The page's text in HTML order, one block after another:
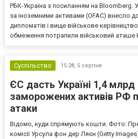
РБК-Україна з посиланням на Bloomberg.
за іноземними активами (OFAC) внесло
дипломатів і вище військове
обмеження потрапили військовий аташе
Суспільство 15:28, 5 серпня
ЄС дасть Україні 1,4 млрд
заморожених активів РФ
атаки
Відомо, куди спрямують кошти. Фото:
комісії Урсула фон дер Ляєн (Getty